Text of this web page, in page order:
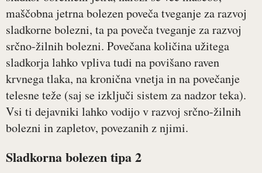
maščobna jetrna bolezen poveča tveganje za razvoj
sladkorne bolezni, ta pa poveča tveganje za razvoj
srčno-žilnih bolezni. Povečana količina užitega
sladkorja lahko vpliva tudi na povišano raven
krvnega tlaka, na kronična vnetja in na povečanje
telesne teže (saj se izključi sistem za nadzor teka).
Vsi ti dejavniki lahko vodijo v razvoj srčno-žilnih
bolezni in zapletov, povezanih z njimi.
Sladkorna bolezen tipa 2